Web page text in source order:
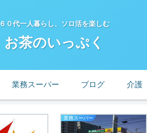
６０代一人暮らし、ソロ活を楽しむ
お茶のいっぷく
業務スーパー ブログ 介護
業務スーパー